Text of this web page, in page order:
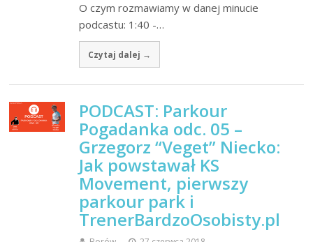
O czym rozmawiamy w danej minucie
podcastu: 1:40 -…
Czytaj dalej →
PODCAST: Parkour
Pogadanka odc. 05 –
Grzegorz “Veget” Niecko:
Jak powstawał KS
Movement, pierwszy
parkour park i
TrenerBardzoOsobisty.pl